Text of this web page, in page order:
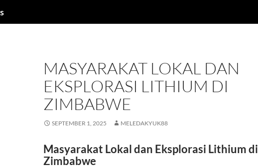
MASYARAKAT LOKAL DAN
EKSPLORASI LITHIUM DI
ZIMBABWE
SEPTEMBER 1, 2025 MELEDAKYUK88
Masyarakat Lokal dan Eksplorasi Lithium di
Zimbabwe